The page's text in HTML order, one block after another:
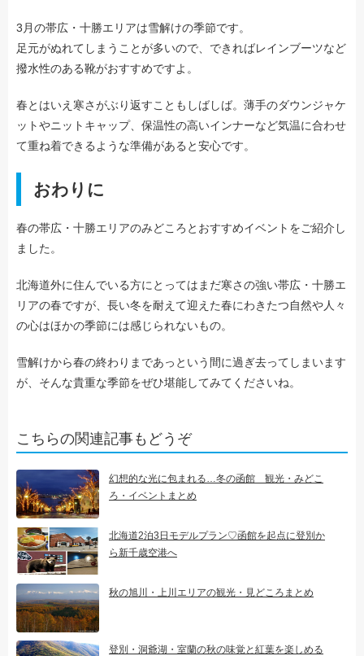
3月の帯広・十勝エリアは雪解けの季節です。
足元がぬれてしまうことが多いので、できればレインブーツなど
撥水性のある靴がおすすめですよ。
春とはいえ寒さがぶり返すこともしばしば。薄手のダウンジャケ
ットやニットキャップ、保温性の高いインナーなど気温に合わせ
て重ね着できるような準備があると安心です。
おわりに
春の帯広・十勝エリアのみどころとおすすめイベントをご紹介し
ました。
北海道外に住んでいる方にとってはまだ寒さの強い帯広・十勝エ
リアの春ですが、長い冬を耐えて迎えた春にわきたつ自然や人々
の心はほかの季節には感じられないもの。
雪解けから春の終わりまであっという間に過ぎ去ってしまいます
が、そんな貴重な季節をぜひ堪能してみてくださいね。
こちらの関連記事もどうぞ
幻想的な光に包まれる…冬の函館 観光・みどこ
ろ・イベントまとめ
北海道2泊3日モデルプラン♡函館を起点に登別か
ら新千歳空港へ
秋の旭川・上川エリアの観光・見どころまとめ
登別・洞爺湖・室蘭の秋の味覚と紅葉を楽しめる